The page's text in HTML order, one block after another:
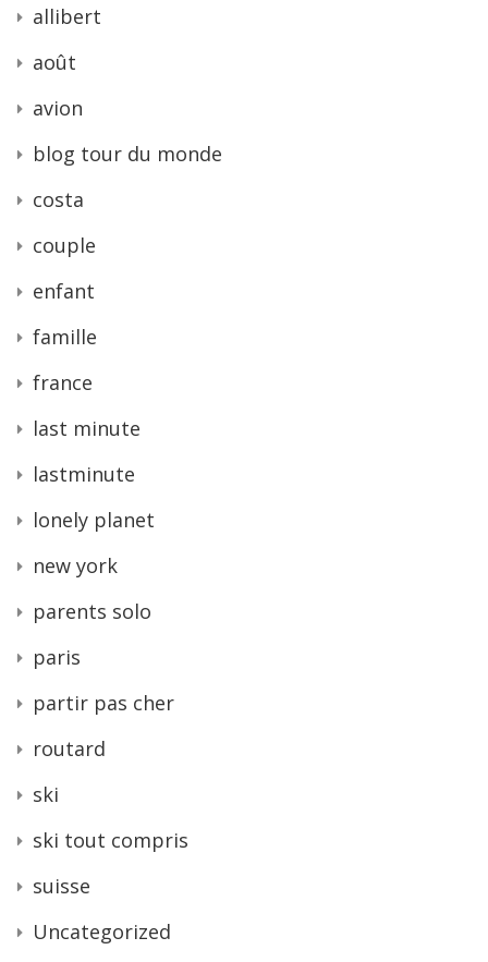
allibert
août
avion
blog tour du monde
costa
couple
enfant
famille
france
last minute
lastminute
lonely planet
new york
parents solo
paris
partir pas cher
routard
ski
ski tout compris
suisse
Uncategorized